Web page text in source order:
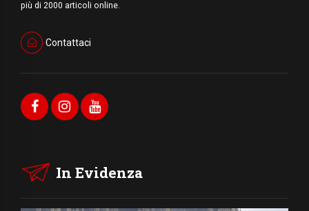
più di 2000 articoli online.
Contattaci
In Evidenza